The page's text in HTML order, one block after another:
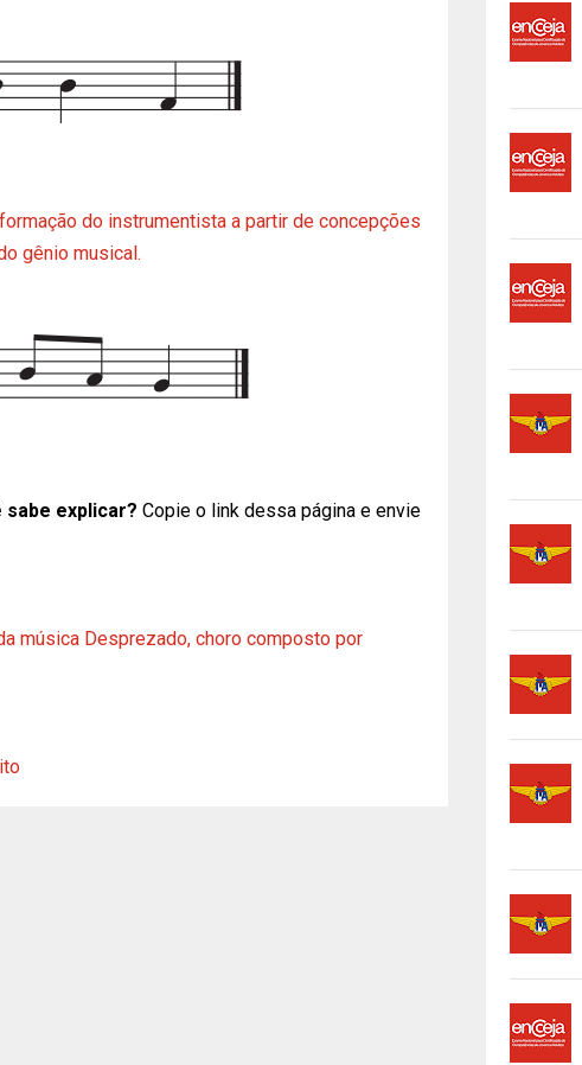
do instrumentista a partir de concepções
gênio musical.
sabe explicar? Copie o link dessa página e envie
música Desprezado, choro composto por